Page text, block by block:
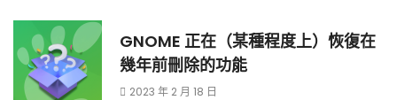
GNOME 正在（某種程度上）恢復在
幾年前刪除的功能
2023 年 2 月 18 日